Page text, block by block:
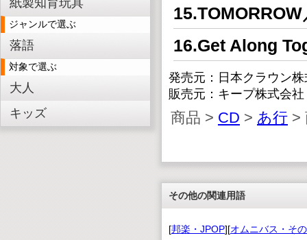
紙製知育玩具
ジャンルで選ぶ
落語
対象で選ぶ
大人
キッズ
16.Get Along
発売元：日本クラウン
販売元：キープ株式会社
商品 > CD > あ行 >
その他の関連用語
[邦楽・JPOP][オムニバス・そ